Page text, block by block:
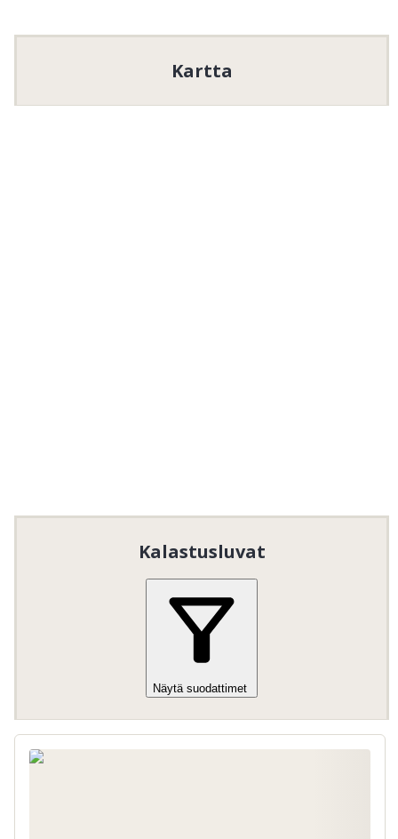
Vain sähkökäyttöisiä venemoottoreita saa
Kartta
Kalastusluvat
Näytä suodattimet